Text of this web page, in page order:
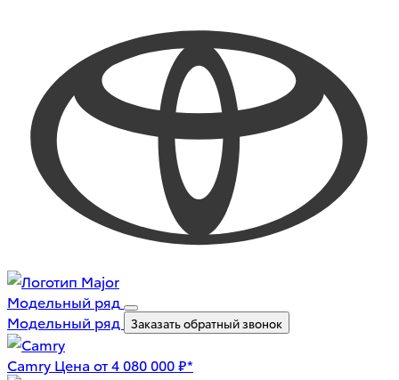
Модельный ряд
Модельный ряд
Заказать обратный звонок
Camry Цена от 4 080 000 ₽*